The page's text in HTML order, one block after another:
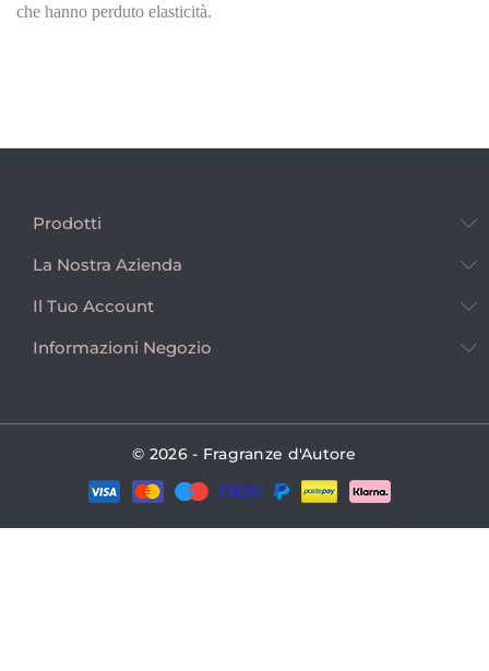
che hanno perduto elasticità.
Prodotti
La Nostra Azienda
Il Tuo Account
Informazioni Negozio
© 2026 - Fragranze d'Autore